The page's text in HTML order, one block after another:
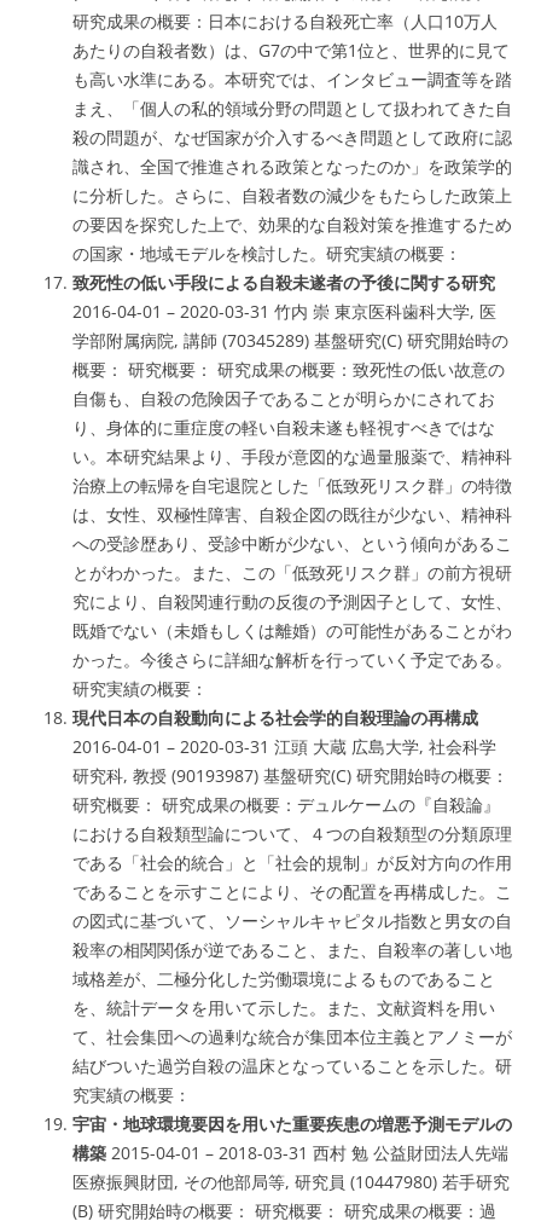
研究成果の概要：日本における自殺死亡率（人口10万人
あたりの自殺者数）は、G7の中で第1位と、世界的に見て
も高い水準にある。本研究では、インタビュー調査等を踏
まえ、「個人の私的領域分野の問題として扱われてきた自
殺の問題が、なぜ国家が介入するべき問題として政府に認
識され、全国で推進される政策となったのか」を政策学的
に分析した。さらに、自殺者数の減少をもたらした政策上
の要因を探究した上で、効果的な自殺対策を推進するため
の国家・地域モデルを検討した。研究実績の概要：
致死性の低い手段による自殺未遂者の予後に関する研究
2016-04-01 – 2020-03-31 竹内 崇 東京医科歯科大学, 医
学部附属病院, 講師 (70345289) 基盤研究(C) 研究開始時の
概要： 研究概要： 研究成果の概要：致死性の低い故意の
自傷も、自殺の危険因子であることが明らかにされてお
り、身体的に重症度の軽い自殺未遂も軽視すべきではな
い。本研究結果より、手段が意図的な過量服薬で、精神科
治療上の転帰を自宅退院とした「低致死リスク群」の特徴
は、女性、双極性障害、自殺企図の既往が少ない、精神科
への受診歴あり、受診中断が少ない、という傾向があるこ
とがわかった。また、この「低致死リスク群」の前方視研
究により、自殺関連行動の反復の予測因子として、女性、
既婚でない（未婚もしくは離婚）の可能性があることがわ
かった。今後さらに詳細な解析を行っていく予定である。
研究実績の概要：
現代日本の自殺動向による社会学的自殺理論の再構成
2016-04-01 – 2020-03-31 江頭 大蔵 広島大学, 社会科学
研究科, 教授 (90193987) 基盤研究(C) 研究開始時の概要：
研究概要： 研究成果の概要：デュルケームの『自殺論』
における自殺類型論について、４つの自殺類型の分類原理
である「社会的統合」と「社会的規制」が反対方向の作用
であることを示すことにより、その配置を再構成した。こ
の図式に基づいて、ソーシャルキャピタル指数と男女の自
殺率の相関関係が逆であること、また、自殺率の著しい地
域格差が、二極分化した労働環境によるものであること
を、統計データを用いて示した。また、文献資料を用い
て、社会集団への過剰な統合が集団本位主義とアノミーが
結びついた過労自殺の温床となっていることを示した。研
究実績の概要：
宇宙・地球環境要因を用いた重要疾患の増悪予測モデルの
構築 2015-04-01 – 2018-03-31 西村 勉 公益財団法人先端
医療振興財団, その他部局等, 研究員 (10447980) 若手研究
(B) 研究開始時の概要： 研究概要： 研究成果の概要：過